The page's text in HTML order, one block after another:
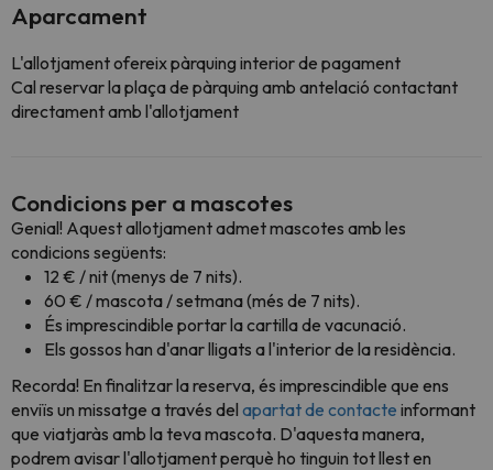
Aparcament
L'allotjament ofereix pàrquing interior de pagament
Cal reservar la plaça de pàrquing amb antelació contactant
directament amb l'allotjament
Condicions per a mascotes
Genial! Aquest allotjament admet mascotes amb les
condicions següents:
12 € / nit (menys de 7 nits).
60 € / mascota / setmana (més de 7 nits).
És imprescindible portar la cartilla de vacunació.
Els gossos han d'anar lligats a l'interior de la residència.
Recorda! En finalitzar la reserva, és imprescindible que ens
enviïs un missatge a través del apartat de contacte informant
que viatjaràs amb la teva mascota. D'aquesta manera,
podrem avisar l'allotjament perquè ho tinguin tot llest en